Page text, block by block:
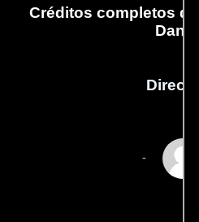
Créditos completos
-